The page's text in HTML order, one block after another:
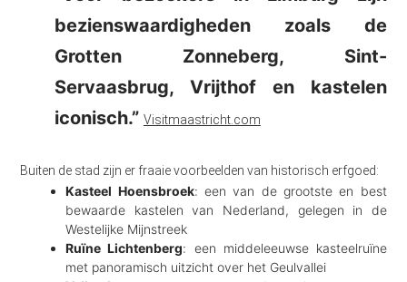
bezienswaardigheden zoals de
Grotten Zonneberg, Sint-
Servaasbrug, Vrijthof en kastelen
iconisch.” Visitmaastricht.com
Buiten de stad zijn er fraaie voorbeelden van historisch erfgoed:
Kasteel Hoensbroek: een van de grootste en best
bewaarde kastelen van Nederland, gelegen in de
Westelijke Mijnstreek
Ruïne Lichtenberg: een middeleeuwse kasteelruïne
met panoramisch uitzicht over het Geulvallei